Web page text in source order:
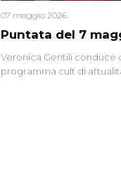
Puntata del 7
07 maggio 2026
Veronica Gentili conduce
programma cult di